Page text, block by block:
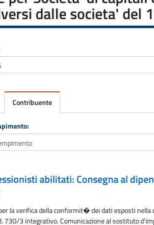
dalle societa' del
Contribuente
abilitati: Consegna al
la verifica della conformit� dei dati esposti nella
730/3 integrativo. Comunicazione al sostituto